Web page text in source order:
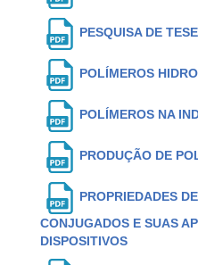
PESQUISA DE TESE
POLÍMEROS
POLÍMEROS NA
PRODUÇÃO DE
PROPRIEDADES
CONJUGADOS E SUAS
DISPOSITIVOS